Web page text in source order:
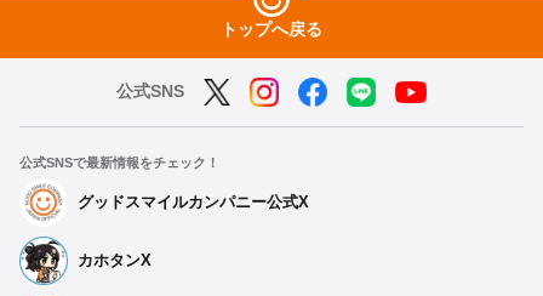
トップへ戻る
公式SNS
公式SNSで最新情報をチェック！
グッドスマイルカンパニー公式X
カホタンX